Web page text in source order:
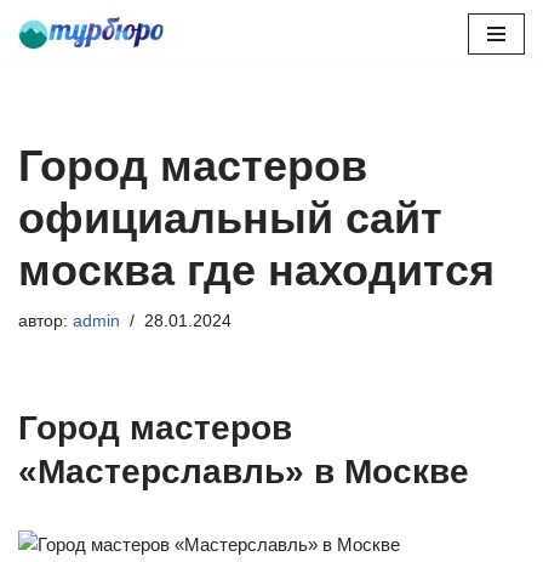
Город мастеров
официальный сайт
москва где находится
автор: admin 28.01.2024
Город мастеров
«Мастерславль» в Москве